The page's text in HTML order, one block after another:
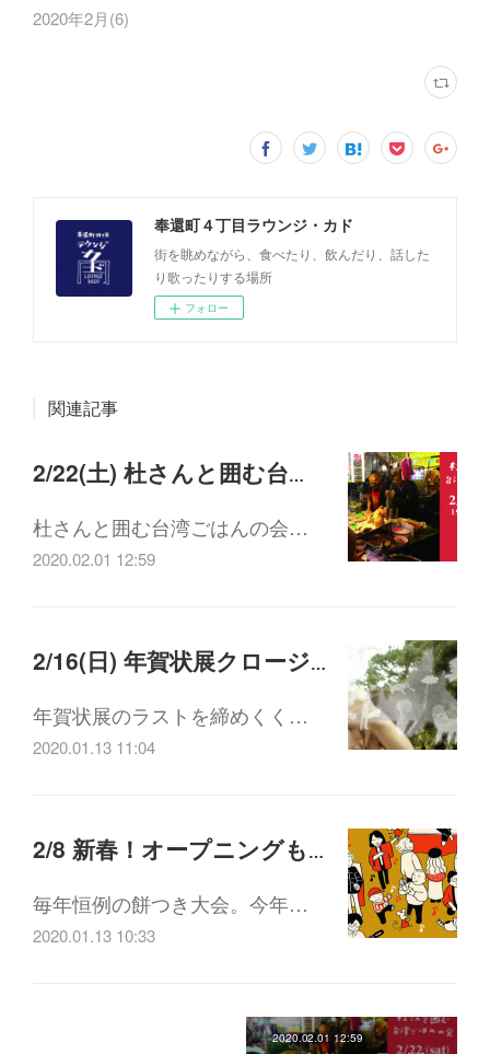
2020年2月(6)
奉還町４丁目ラウンジ・カド
街を眺めながら、食べたり、飲んだり、話した
り歌ったりする場所
フォロー
関連記事
2/22(土) 杜さんと囲む台湾ごはんの会
杜さんと囲む台湾ごはんの会…
2020.02.01 12:59
2/16(日) 年賀状展クロージングイベント 佐野千明ライブ
年賀状展のラストを締めくく…
2020.01.13 11:04
2/8 新春！オープニングもちつき&お楽しみ会
毎年恒例の餅つき大会。今年…
2020.01.13 10:33
2020.02.01 12:59